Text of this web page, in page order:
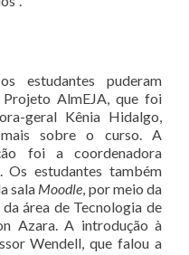
estudantes puderam
AlmEJA, que foi
geral Kênia Hidalgo,
sobre o curso. A
foi a coordenadora
Os estudantes também
sala Moodle , por meio da
área de Tecnologia de
Azara. A introdução à
Wendell, que falou a